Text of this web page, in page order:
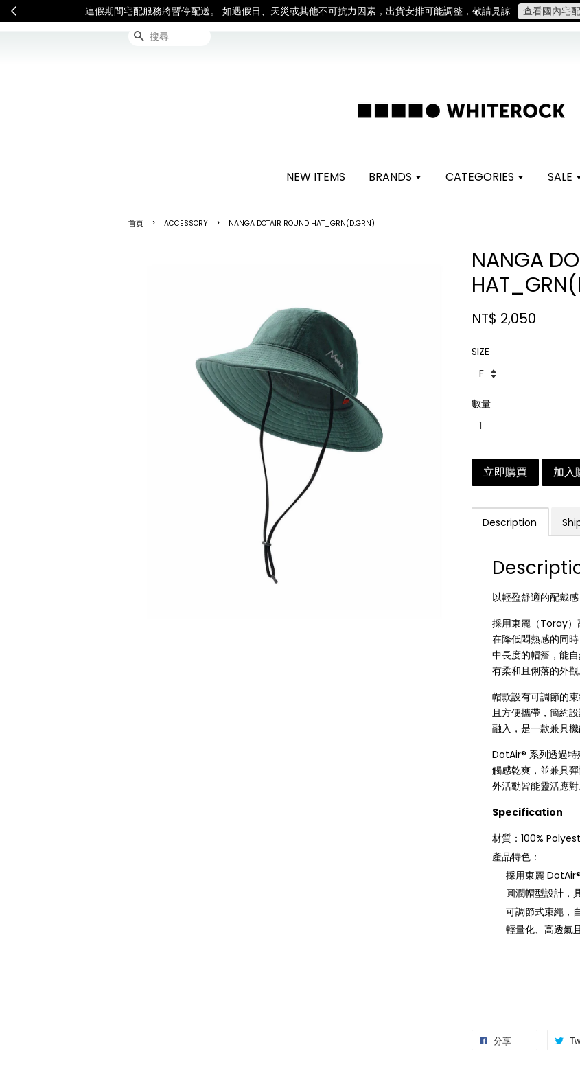
連假期間宅配服務將暫停配送。 如遇假日、天災或其他不可抗力因素，出貨安排可能調整，敬
搜尋
NEW ITEMS BRANDS CATEGORIES SALE
首頁 › ACCESSORY › NANGA DOTAIR ROUND HAT_GRN(D.GRN)
NANGA
NT$ 2,050
SIZE
數量
立即購買 加入
Description
以輕盈舒適的配戴
採用東麗（Toray）
在降低悶熱感的同
中長度的帽簷，能
有柔和且俐落的外觀
帽款設有可調節的
且方便攜帶，簡約
融入，是一款兼具機
DotAir® 系列透過特
觸感乾爽，並兼具
外活動皆能靈活應對
Specification
材質：100%
產品特色：
採用東麗
圓潤帽型設計，
可調節式束繩，
輕量化、高透氣
分享